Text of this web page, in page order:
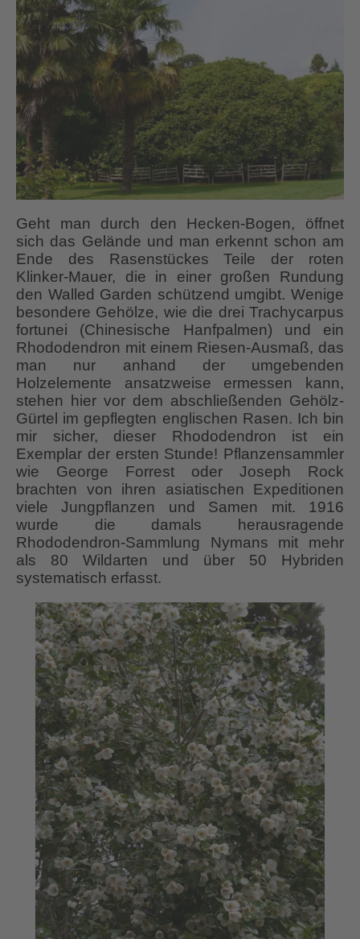
Geht man durch den Hecken-Bogen, öffnet
sich das Gelände und man erkennt schon am
Ende des Rasenstückes Teile der roten
Klinker-Mauer, die in einer großen Rundung
den Walled Garden schützend umgibt. Wenige
besondere Gehölze, wie die drei Trachycarpus
fortunei (Chinesische Hanfpalmen) und ein
Rhododendron mit einem Riesen-Ausmaß, das
man nur anhand der umgebenden
Holzelemente ansatzweise ermessen kann,
stehen hier vor dem abschließenden Gehölz-
Gürtel im gepflegten englischen Rasen. Ich bin
mir sicher, dieser Rhododendron ist ein
Exemplar der ersten Stunde! Pflanzensammler
wie George Forrest oder Joseph Rock
brachten von ihren asiatischen Expeditionen
viele Jungpflanzen und Samen mit. 1916
wurde die damals herausragende
Rhododendron-Sammlung Nymans mit mehr
als 80 Wildarten und über 50 Hybriden
systematisch erfasst.